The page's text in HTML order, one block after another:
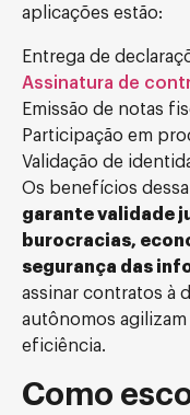
aplicações estão:
Entrega de
Assinatura de
Emissão de notas
Participação em
Validação de
Os benefícios
garante validade
burocracias,
segurança das
assinar contratos à
autônomos
eficiência.
Como